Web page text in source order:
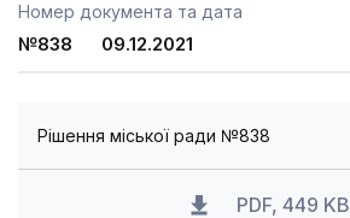
Номер документа та дата
№838 09.12.2021
Рішення міської ради №838
PDF, 449 KB